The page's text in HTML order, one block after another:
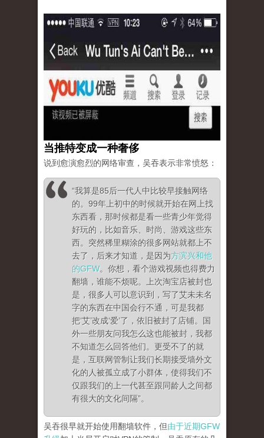
当推特变成一种奢侈
说到愈演愈烈的网络审查，吴吞表示非常愤怒：
“我算是85后一代人中比较早接触网络
的。99年上初中的时候就开始在网上找
东西看，那时候都是看一些青少年觉得
好玩的，比如音乐、时尚、游戏这些东
西。突然稀里糊涂的很多网站就都上不
去了，后来才知道，是因为方滨兴和他
的GFW。你想，看个游戏视频也得费力
翻墙，谁能不烦呢。上次淘宝店被封也
是，很多人可以意识到，写了艾未未名
字的东西在中国会行不通，可是我都
把‘艾’改成‘爱’了，依旧被封了店铺。国
外一些朋友问我怎么这也能被封，我都
不知道怎么回答他们。更受不了的就
是，互联网管制让我们长期接受墙外文
化的人被孤立成了小群体，使得我们不
仅跟我们的上一代甚至跟同龄人之间都
有很大的文化间隔”。
吴吞很早就开始使用翻墙软件，但由于近期GFW